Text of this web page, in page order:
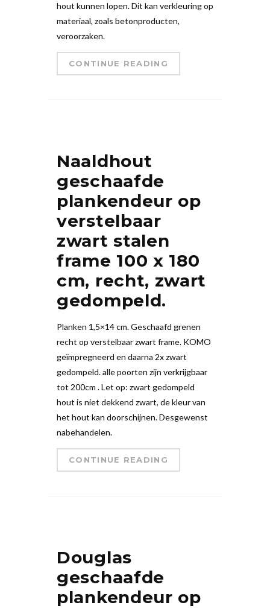
hout kunnen lopen. Dit kan verkleuring op
materiaal, zoals betonproducten,
veroorzaken.
CONTINUE READING
Naaldhout
geschaafde
plankendeur op
verstelbaar
zwart stalen
frame 100 x 180
cm, recht, zwart
gedompeld.
Planken 1,5×14 cm. Geschaafd grenen
recht op verstelbaar zwart frame. KOMO
geïmpregneerd en daarna 2x zwart
gedompeld. alle poorten zijn verkrijgbaar
tot 200cm . Let op: zwart gedompeld
hout is niet dekkend zwart, de kleur van
het hout kan doorschijnen. Desgewenst
nabehandelen.
CONTINUE READING
Douglas
geschaafde
plankendeur op